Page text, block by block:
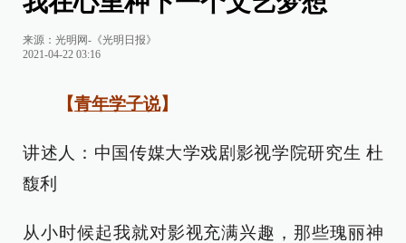
来源： 光明网-《光明日报》
2021-04-22 03:16
【青年学子说】
讲述人：中国传媒大学戏剧影视学院研究生 杜
馥利
从小时候起我就对影视充满兴趣，那些瑰丽神